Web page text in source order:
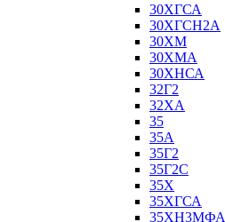
30ХГСА
30ХГСН2А
30ХМ
30ХМА
30ХНСА
32Г2
32ХА
35
35А
35Г2
35Г2С
35Х
35ХГСА
35ХН3МФА